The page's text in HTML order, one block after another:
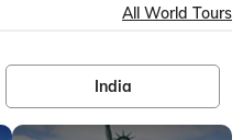
All World Tours
India